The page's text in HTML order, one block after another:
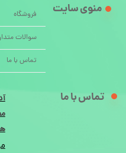
فروشگاه
سوالات
تماس با ما
منوی سایت
تماس با ما